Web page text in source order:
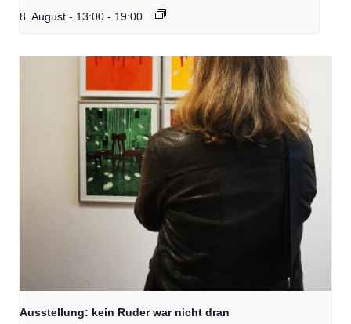
8. August - 13:00 - 19:00
Ausstellung: kein Ruder war nicht dran